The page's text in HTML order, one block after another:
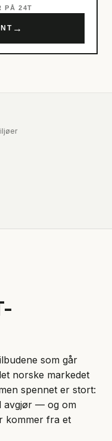
PÅ 24T
→
som går
norske markedet
spennet er stort:
avgjør — og om
kommer fra et